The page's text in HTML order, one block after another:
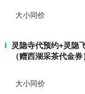
大小同价
灵隐寺代预约+灵隐
（赠西湖采茶代金券
大小同价